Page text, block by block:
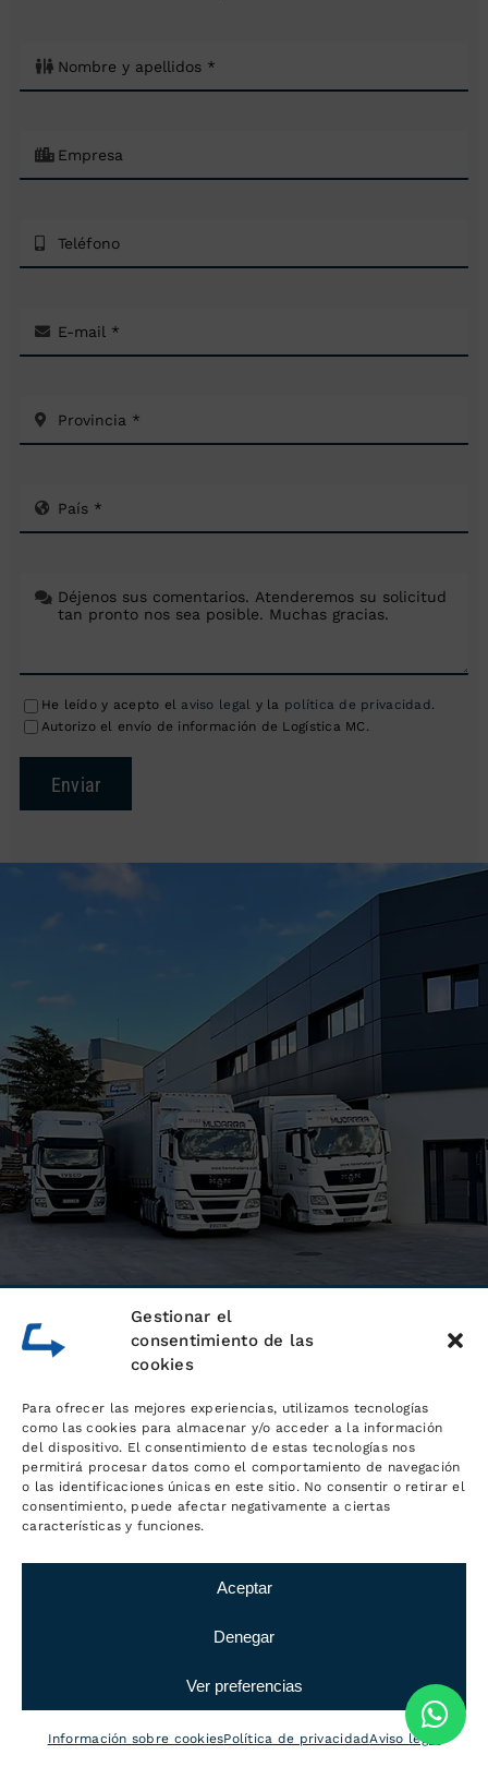
Gestionar el
consentimiento de las
cookies
Para ofrecer las mejores experiencias, utilizamos tecnologías
como las cookies para almacenar y/o acceder a la información
del dispositivo. El consentimiento de estas tecnologías nos
permitirá procesar datos como el comportamiento de navegación
o las identificaciones únicas en este sitio. No consentir o retirar el
consentimiento, puede afectar negativamente a ciertas
características y funciones.
Aceptar
Denegar
Ver preferencias
Información sobre cookiesPolítica de privacidadAviso legal
contacto@logisticamc.com
605 950 655
609 200 008
Whatsapp
He leído y acepto el aviso legal y la política de privacidad .
Autorizo el envío de información de Logística MC.
Enviar